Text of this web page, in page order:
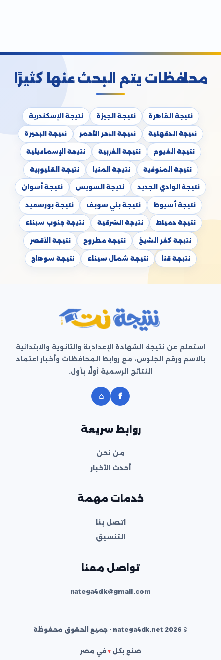
محافظات يتم البحث عنها كثيرًا
نتيجة القاهرة نتيجة الجيزة نتيجة الإسكندرية
نتيجة الدقهلية نتيجة البحر الأحمر نتيجة البحيرة
نتيجة الفيوم نتيجة الغربية نتيجة الإسماعيلية
نتيجة المنوفية نتيجة المنيا نتيجة القليوبية
نتيجة الوادي الجديد نتيجة السويس نتيجة أسوان
نتيجة أسيوط نتيجة بني سويف نتيجة بورسعيد
نتيجة دمياط نتيجة الشرقية نتيجة جنوب سيناء
نتيجة كفر الشيخ نتيجة مطروح نتيجة الأقصر
نتيجة قنا نتيجة شمال سيناء نتيجة سوهاج
استعلم عن نتيجة الشهادة الإعدادية والثانوية والابتدائية
بالاسم ورقم الجلوس، مع روابط المحافظات وأخبار اعتماد
النتائج الرسمية أولًا بأول.
f
⌂
روابط سريعة
من نحن
أحدث الأخبار
خدمات مهمة
اتصل بنا
التنسيق
تواصل معنا
natega4dk@gmail.com
© 2026 natega4dk.net - جميع الحقوق محفوظة
صنع بكل ♥ في مصر